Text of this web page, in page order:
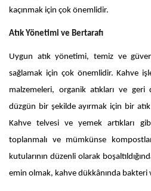
kaçınmak için çok önemlidir.
Atık Yönetimi ve Bertarafı
Uygun atık yönetimi, temiz ve
sağlamak için çok önemlidir. Kahve
malzemeleri, organik atıkları ve
düzgün bir şekilde ayırmak için bir atık
Kahve telvesi ve yemek artıkları
toplanmalı ve mümkünse
kutularının düzenli olarak
emin olmak, kahve dükkânında bakteri